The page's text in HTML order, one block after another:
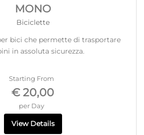
MONO
Biciclette
bici che permette di trasportare
in assoluta sicurezza.
Starting From
€ 20,00
per Day
View Details